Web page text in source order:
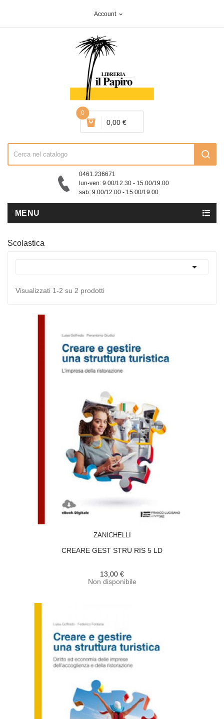
Account expand_more
0
0,00 €
0461.236671
lun-ven: 9.00/12.30 - 15.00/19.00
sab: 9.00/12.00 - 15.00/19.00
MENU
Scolastica

Visualizzati 1-2 su 2 prodotti
ZANICHELLI
CREARE GEST STRU RIS 5 LD
13,00 €
Non disponibile